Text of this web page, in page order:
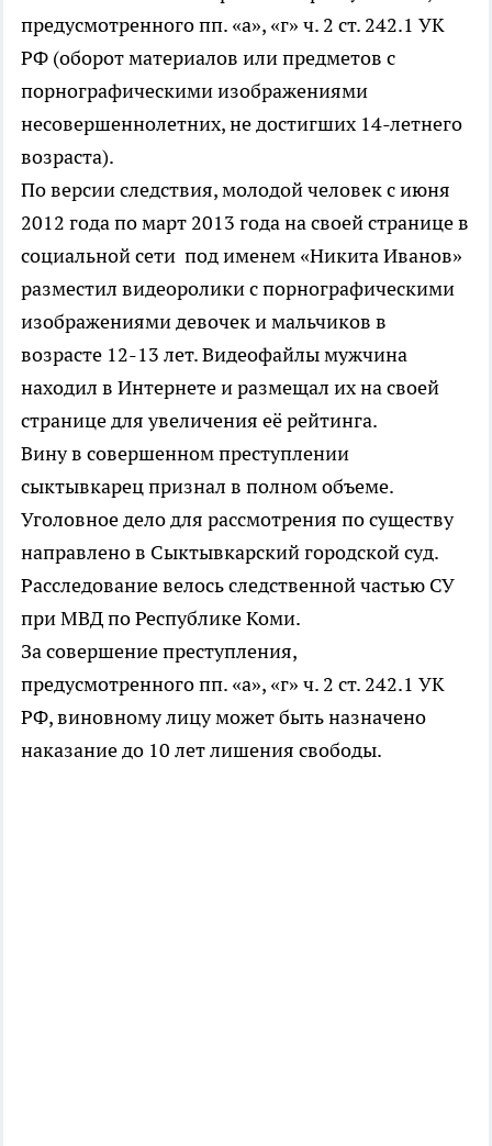
предусмотренного пп. «а», «г» ч. 2 ст. 242.1 УК
РФ (оборот материалов или предметов с
порнографическими изображениями
несовершеннолетних, не достигших 14-летнего
возраста).
По версии следствия, молодой человек с июня
2012 года по март 2013 года на своей странице в
социальной сети под именем «Никита Иванов»
разместил видеоролики с порнографическими
изображениями девочек и мальчиков в
возрасте 12-13 лет. Видеофайлы мужчина
находил в Интернете и размещал их на своей
странице для увеличения её рейтинга.
Вину в совершенном преступлении
сыктывкарец признал в полном объеме.
Уголовное дело для рассмотрения по существу
направлено в Сыктывкарский городской суд.
Расследование велось следственной частью СУ
при МВД по Республике Коми.
За совершение преступления,
предусмотренного пп. «а», «г» ч. 2 ст. 242.1 УК
РФ, виновному лицу может быть назначено
наказание до 10 лет лишения свободы.